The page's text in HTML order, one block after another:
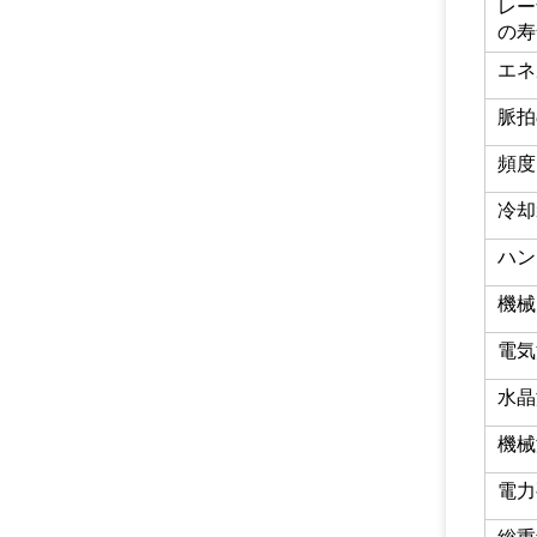
レ
の
エ
脈
頻度
冷
ハ
機
電
水
機
電